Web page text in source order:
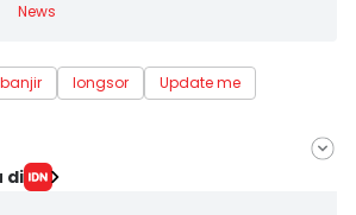
News
banjir longsor Update me
di